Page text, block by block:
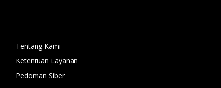
Tentang Kami
Ketentuan Layanan
Pedoman Siber